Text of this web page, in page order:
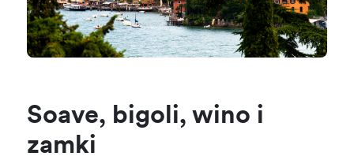
Soave, bigoli, wino i
zamki